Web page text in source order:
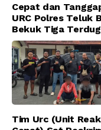
Cepat dan
URC Polres Teluk
Bekuk Tiga
Pelaku Pencurian
Sanawesen
Tim Urc (Unit